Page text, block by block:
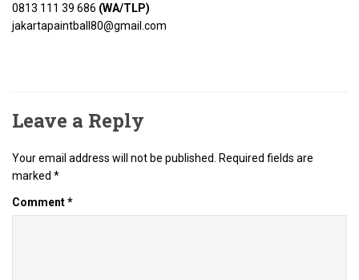
0813 111 39 686 (WA/TLP)
jakartapaintball80@gmail.com
Leave a Reply
Your email address will not be published.
Required fields are
marked *
Comment*